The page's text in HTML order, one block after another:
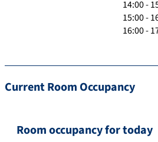
14:00 -
15:00 -
16:00 -
Current Room Occupancy
Room occupancy for today